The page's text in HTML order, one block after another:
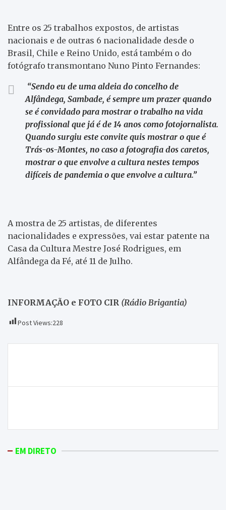
Entre os 25 trabalhos expostos, de artistas
nacionais e de outras 6 nacionalidade desde o
Brasil, Chile e Reino Unido, está também o do
fotógrafo transmontano Nuno Pinto Fernandes:
“Sendo eu de uma aldeia do concelho de
Alfândega, Sambade, é sempre um prazer quando
se é convidado para mostrar o trabalho na vida
profissional que já é de 14 anos como fotojornalista.
Quando surgiu este convite quis mostrar o que é
Trás-os-Montes, no caso a fotografia dos caretos,
mostrar o que envolve a cultura nestes tempos
difíceis de pandemia o que envolve a cultura.”
A mostra de 25 artistas, de diferentes
nacionalidades e expressões, vai estar patente na
Casa da Cultura Mestre José Rodrigues, em
Alfândega da Fé, até 11 de Julho.
INFORMAÇÃO e FOTO CIR (Rádio Brigantia)
Post Views:228
artigos
EM DIRETO